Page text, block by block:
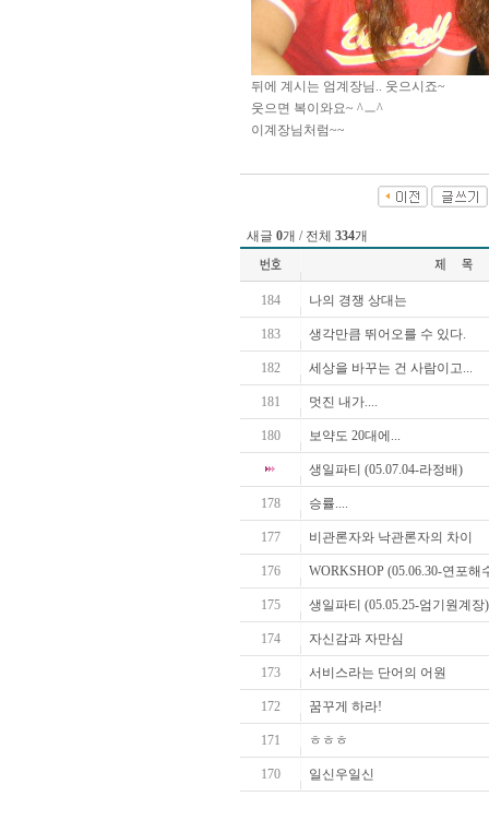
뒤에 계시는 엄계장님.. 웃으시죠~
웃으면 복이와요~ ^ㅡ^
이계장님처럼~~
새글 0개 / 전체 334개
184 나의 경쟁 상대는
183 생각만큼 뛰어오를 수 있다.
182 세상을 바꾸는 건 사람이고...
181 멋진 내가....
180 보약도 20대에...
생일파티 (05.07.04-라정배)
178 승률....
177 비관론자와 낙관론자의 차이
176 WORKSHOP (05.06.30-연포해
175 생일파티 (05.05.25-엄기원계장)
174 자신감과 자만심
173 서비스라는 단어의 어원
172 꿈꾸게 하라!
171 ㅎㅎㅎ
170 일신우일신